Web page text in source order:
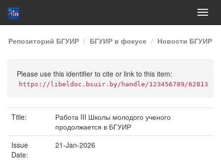
Skip
navigation
Репозиторий БГУИР БГУИР в фокусе Новости БГУИР
Please use this identifier to cite or link to this item:
https://libeldoc.bsuir.by/handle/123456789/62813
Title:
Работа III Школы молодого ученого
продолжается в БГУИР
Issue
Date:
21-Jan-2026